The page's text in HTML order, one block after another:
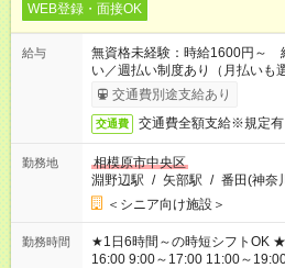
WEB登録・面接OK
給与
無資格未経験：時給1600円
い／週払い制度あり（月払いも
完了次第のお支払いとなります。
交通費別途支給あり
交通費 交通費全額支給※規定有
勤務地
相模原市中央区
淵野辺駅 / 矢部駅 / 番田(神奈
＜シニア向け施設＞
勤務時間
★1日6時間～の時短シフトOK ★スタート時間選べます！ 7:00～
16:00 9:00～17:00 11:00～19:00 など 残